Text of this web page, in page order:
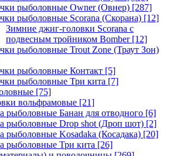
рыболовные Owner (Овнер) [287]
рыболовные Scorana (Скорана) [12]
Зимние джиг-головки Scorana с
подвесным тройником Bomber[12]
рыболовные Trout Zone (Траут Зон)
рыболовные Контакт [5]
рыболовные Три кита [7]
[75]
вольфрамовые [21]
рыболовные Банан для отводного [6]
рыболовные Drop shot (Дроп шот) [2]
рыболовные Kosadaka (Косадака) [20]
рыболовные Три кита [26]